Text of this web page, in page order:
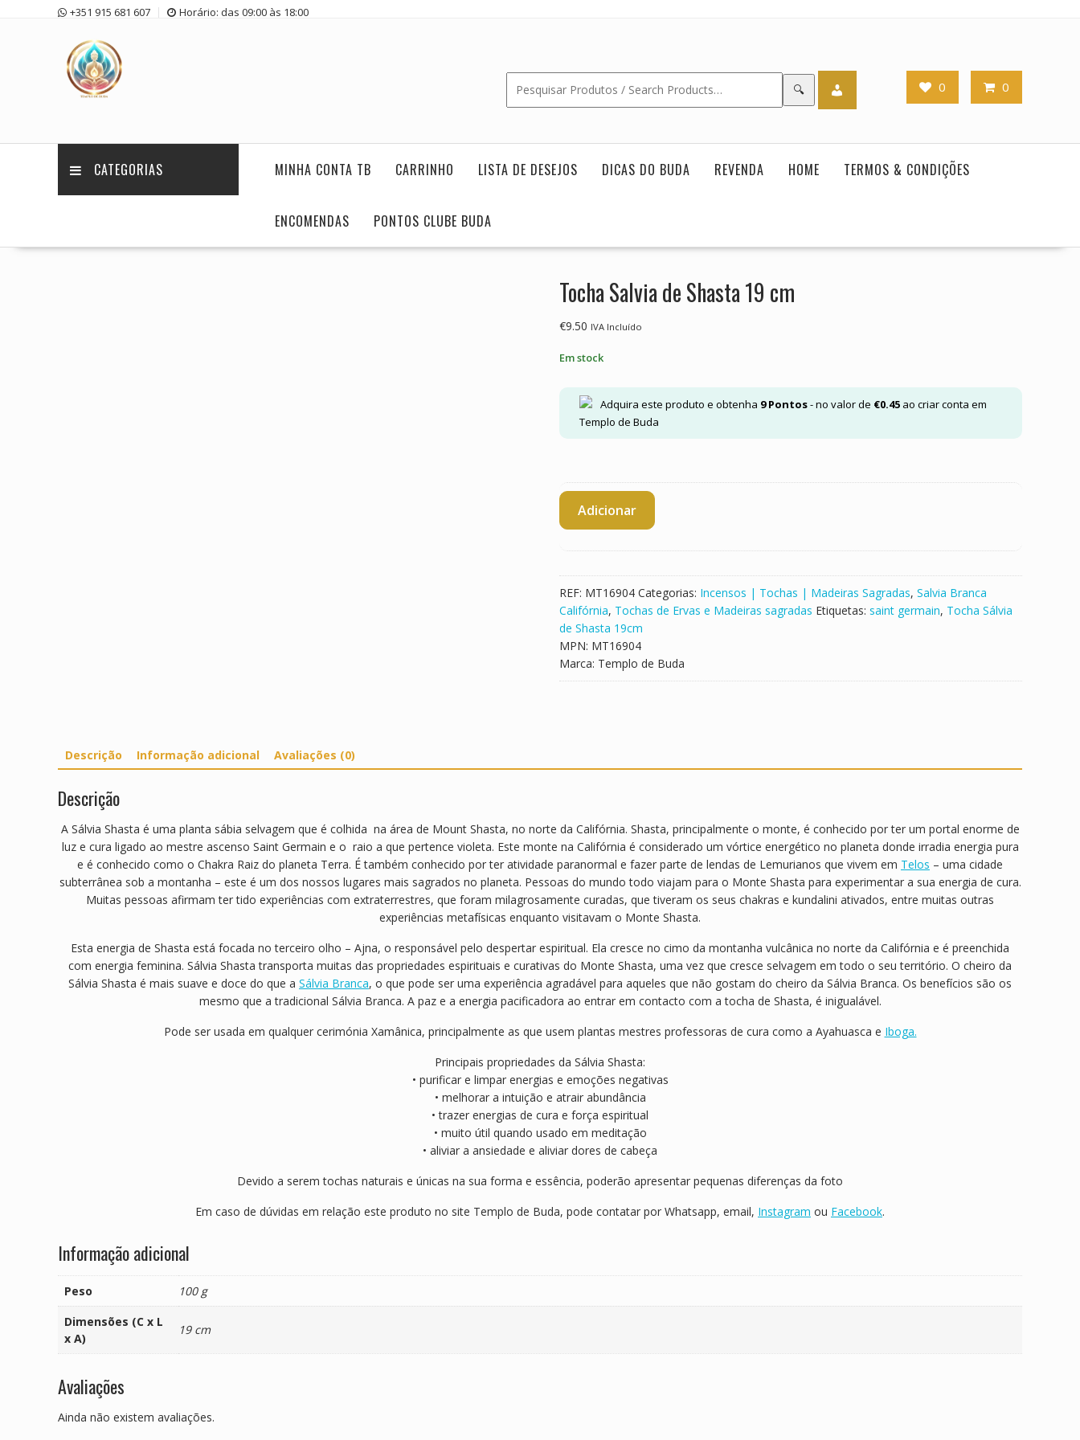
+351 915 681 607 Horário: das 09:00 às 18:00
0 0
🔍
CATEGORIAS MINHA CONTA TB CARRINHO LISTA DE DESEJOS DICAS DO BUDA REVENDA HOME TERMOS & CONDIÇÕES
ENCOMENDAS PONTOS CLUBE BUDA
Tocha Salvia de Shasta 19 cm
€9.50 IVA Incluído
Em stock
Adquira este produto e obtenha 9Pontos- no valor de €0.45 ao criar conta em
Templo de Buda
Quantidade
Tocha
Salvia
Shasta
19
cm
Adicionar
REF: MT16904 Categorias: Incensos | Tochas | Madeiras Sagradas, Salvia Branca
Califórnia, Tochas de Ervas e Madeiras sagradas Etiquetas: saint germain, Tocha Sálvia
de Shasta 19cm
MPN: MT16904
Marca: Templo de Buda
Descrição Informação adicional Avaliações (0)
Descrição
A Sálvia Shasta é uma planta sábia selvagem que é colhida na área de Mount Shasta, no norte da Califórnia. Shasta, principalmente o monte, é conhecido por ter um portal enorme de
luz e cura ligado ao mestre ascenso Saint Germain e o raio a que pertence violeta. Este monte na Califórnia é considerado um vórtice energético no planeta donde irradia energia pura
e é conhecido como o Chakra Raiz do planeta Terra. É também conhecido por ter atividade paranormal e fazer parte de lendas de Lemurianos que vivem em Telos – uma cidade
subterrânea sob a montanha – este é um dos nossos lugares mais sagrados no planeta. Pessoas do mundo todo viajam para o Monte Shasta para experimentar a sua energia de cura.
Muitas pessoas afirmam ter tido experiências com extraterrestres, que foram milagrosamente curadas, que tiveram os seus chakras e kundalini ativados, entre muitas outras
experiências metafísicas enquanto visitavam o Monte Shasta.
Esta energia de Shasta está focada no terceiro olho – Ajna, o responsável pelo despertar espiritual. Ela cresce no cimo da montanha vulcânica no norte da Califórnia e é preenchida
com energia feminina. Sálvia Shasta transporta muitas das propriedades espirituais e curativas do Monte Shasta, uma vez que cresce selvagem em todo o seu território. O cheiro da
Sálvia Shasta é mais suave e doce do que a Sálvia Branca, o que pode ser uma experiência agradável para aqueles que não gostam do cheiro da Sálvia Branca. Os benefícios são os
mesmo que a tradicional Sálvia Branca. A paz e a energia pacificadora ao entrar em contacto com a tocha de Shasta, é inigualável.
Pode ser usada em qualquer cerimónia Xamânica, principalmente as que usem plantas mestres professoras de cura como a Ayahuasca e Iboga.
Principais propriedades da Sálvia Shasta:
• purificar e limpar energias e emoções negativas
• melhorar a intuição e atrair abundância
• trazer energias de cura e força espiritual
• muito útil quando usado em meditação
• aliviar a ansiedade e aliviar dores de cabeça
Devido a serem tochas naturais e únicas na sua forma e essência, poderão apresentar pequenas diferenças da foto
Em caso de dúvidas em relação este produto no site Templo de Buda, pode contatar por Whatsapp, email, Instagram ou Facebook.
Informação adicional
Peso
100 g
Dimensões (C x L
x A)
19 cm
Avaliações
Ainda não existem avaliações.